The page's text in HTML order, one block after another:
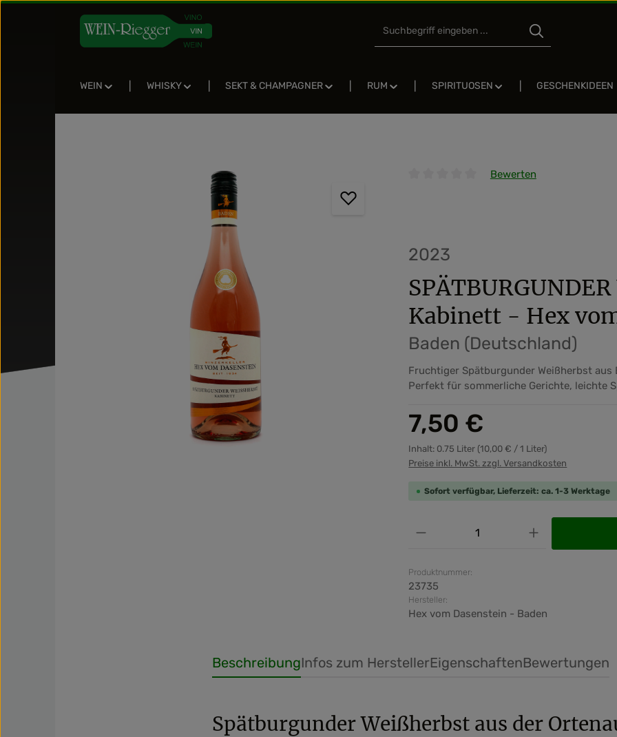
Zum Hauptinhalt springen
Zur Suche springen
Zur Hauptnavigation springen
WEIN WHISKY SEKT & CHAMPAGNER RUM SPIRITUOSEN GESCHENKIDEEN
Bewerten
2023
Kabinett - Hex
Baden (Deutschland)
Fruchtiger Spätburgunder Weißherbst
Perfekt für sommerliche Gerichte, leichte
Regulärer Preis:
7,50 €
Inhalt: 0.75 Liter (10,00 € / 1 Liter)
Preise inkl. MwSt. zzgl. Versandkosten
Sofort verfügbar, Lieferzeit: ca. 1-3 Werktage
Produkt Anzahl: Gib den
Produktnummer:
23735
Hersteller:
Hex vom Dasenstein - Baden
BeschreibungInfos zum HerstellerEigenschaftenBewertungen
Spätburgunder Weißherbst aus der